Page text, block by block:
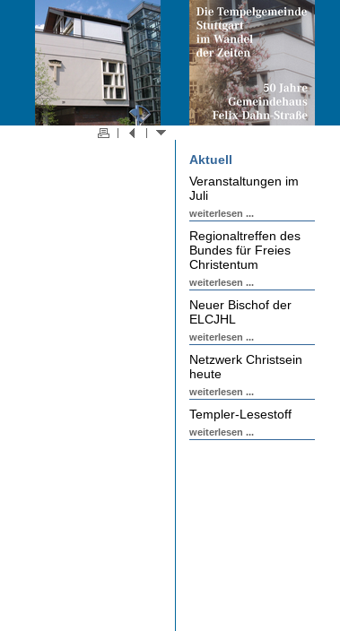
Aktuell
Veranstaltungen im
Juli
weiterlesen ...
Regionaltreffen des
Bundes für Freies
Christentum
weiterlesen ...
Neuer Bischof der
ELCJHL
weiterlesen ...
Netzwerk Christsein
heute
weiterlesen ...
Templer-Lesestoff
weiterlesen ...